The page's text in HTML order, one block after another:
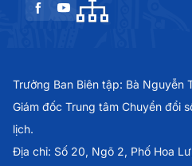
Trưởng Ban Biên tập: Bà Nguyễn
Giám đốc Trung tâm Chuyển đổi
lịch.
Địa chỉ: Số 20, Ngõ 2, Phố Hoa